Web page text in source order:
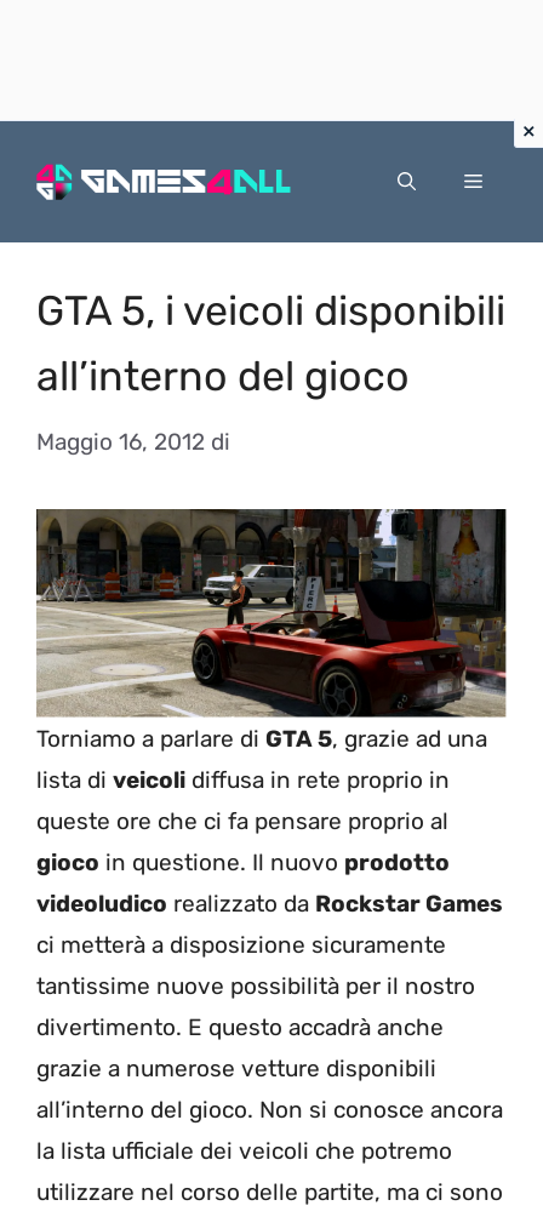
Menu
GTA 5, i veicoli disponibili
all’interno del gioco
Maggio 16, 2012 di
Torniamo a parlare di GTA 5, grazie ad una
lista di veicoli diffusa in rete proprio in
queste ore che ci fa pensare proprio al
gioco in questione. Il nuovo prodotto
videoludico realizzato da Rockstar Games
ci metterà a disposizione sicuramente
tantissime nuove possibilità per il nostro
divertimento. E questo accadrà anche
grazie a numerose vetture disponibili
all’interno del gioco. Non si conosce ancora
la lista ufficiale dei veicoli che potremo
utilizzare nel corso delle partite, ma ci sono